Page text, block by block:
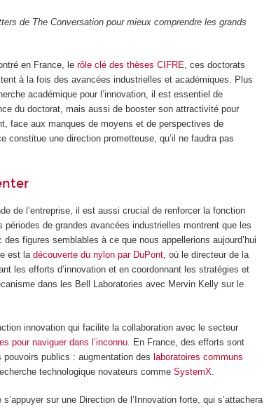
de The Conversation pour mieux comprendre les grands
en France, lerôle clé des thèses CIFRE, ces doctorats
à la fois des avancées industrielles et académiques. Plus
académique pour l’innovation, il est essentiel de
du doctorat, mais aussi de booster son attractivité pour
face aux manques de moyens et de perspectives de
constitue une direction prometteuse, qu’il ne faudra pas
de l’entreprise, il est aussi crucial de renforcer la fonction
de grandes avancées industrielles montrent que les
figures semblables à ce que nous appellerions aujourd’hui
est ladécouverte du nylon par DuPont, où le directeur de la
les efforts d’innovation et en coordonnant les stratégies et
dans les Bell Laboratories avec Mervin Kelly sur le
innovation qui facilite la collaboration avec le secteur
pour naviguer dans l’inconnu . En France, des efforts sont
publics : augmentation des laboratoires communs
technologique novateurs commeSystemX
sur une Direction de l’Innovation forte, qui s’attachera